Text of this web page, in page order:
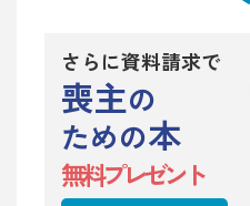
さらに資料請求で
喪主の
ための本
無料プレゼント